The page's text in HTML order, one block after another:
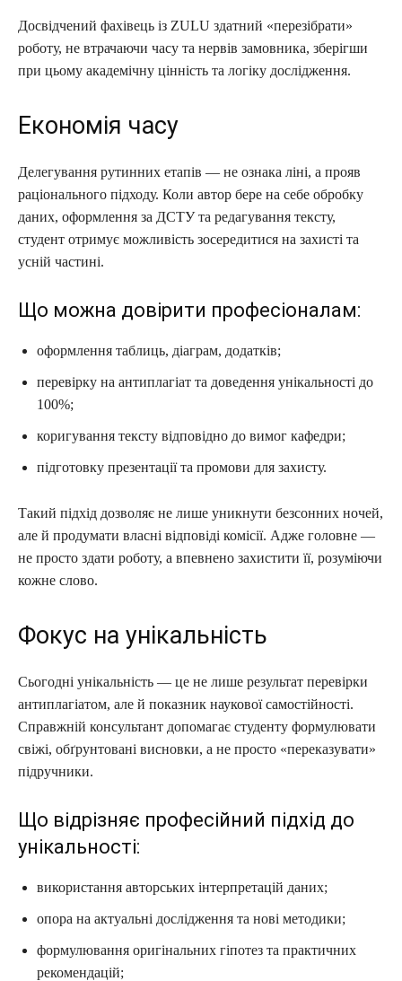
Досвідчений фахівець із ZULU здатний «перезібрати»
роботу, не втрачаючи часу та нервів замовника, зберігши
при цьому академічну цінність та логіку дослідження.
Економія часу
Делегування рутинних етапів — не ознака ліні, а прояв
раціонального підходу. Коли автор бере на себе обробку
даних, оформлення за ДСТУ та редагування тексту,
студент отримує можливість зосередитися на захисті та
усній частині.
Що можна довірити професіоналам:
оформлення таблиць, діаграм, додатків;
перевірку на антиплагіат та доведення унікальності до
100%;
коригування тексту відповідно до вимог кафедри;
підготовку презентації та промови для захисту.
Такий підхід дозволяє не лише уникнути безсонних ночей,
але й продумати власні відповіді комісії. Адже головне —
не просто здати роботу, а впевнено захистити її, розуміючи
кожне слово.
Фокус на унікальність
Сьогодні унікальність — це не лише результат перевірки
антиплагіатом, але й показник наукової самостійності.
Справжній консультант допомагає студенту формулювати
свіжі, обґрунтовані висновки, а не просто «переказувати»
підручники.
Що відрізняє професійний підхід до
унікальності:
використання авторських інтерпретацій даних;
опора на актуальні дослідження та нові методики;
формулювання оригінальних гіпотез та практичних
рекомендацій;